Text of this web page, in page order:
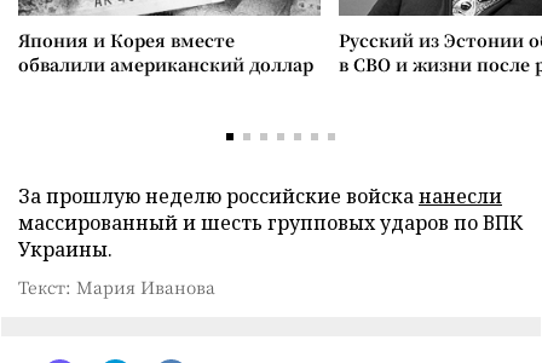
Япония и Корея вместе
обвалили американский доллар
Русский из Эстонии
в СВО и жизни после
За прошлую неделю российские войскананесли
массированный и шесть групповых ударов по ВПК
Украины.
Текст: Мария Иванова